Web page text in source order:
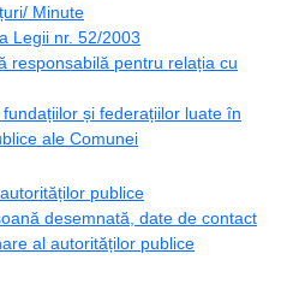
Minute
Legii nr. 52/2003
responsabilă pentru relația cu
și federațiilor luate în
ale Comunei
publice
desemnată, date de contact
al autorităților publice